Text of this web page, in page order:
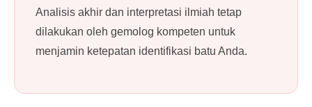
Analisis akhir dan interpretasi ilmiah tetap
dilakukan oleh gemolog kompeten untuk
menjamin ketepatan identifikasi batu Anda.